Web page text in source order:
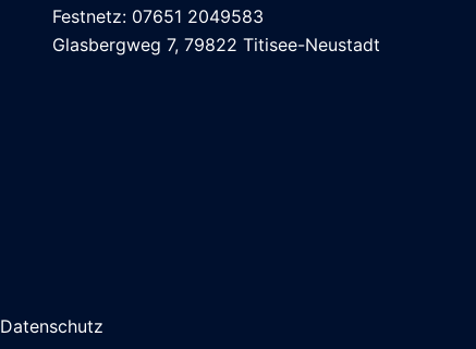
Festnetz: 07651 2049583
Glasbergweg 7, 79822 Titisee-Neustadt
Datenschutz